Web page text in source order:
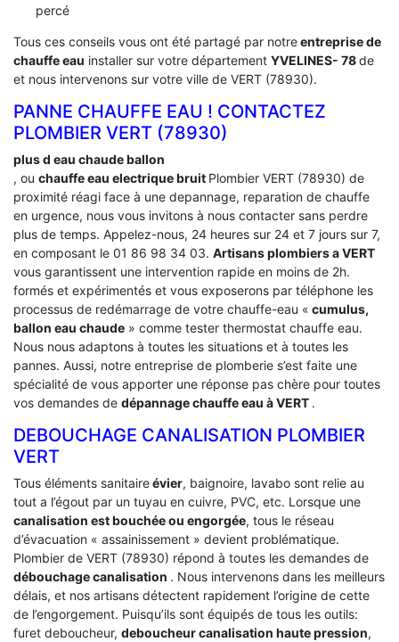
percé
Tous ces conseils vous ont été partagé par notreentreprise de
chauffe eau installer sur votre département YVELINES- 78de
et nous intervenons sur votre ville de VERT (78930).
PANNE CHAUFFE EAU ! CONTACTEZ
PLOMBIER VERT (78930)
plus d eau chaude ballon
, ou chauffe eau electrique bruit Plombier VERT (78930) de
proximité réagi face à une depannage, reparation de chauffe
en urgence, nous vous invitons à nous contacter sans perdre
plus de temps. Appelez-nous, 24 heures sur 24 et 7 jours sur 7,
en composant le 01 86 98 34 03. Artisans plombiers a VERT
vous garantissent une intervention rapide en moins de 2h.
formés et expérimentés et vous exposerons par téléphone les
processus de redémarrage de votre chauffe-eau « cumulus,
ballon eau chaude » comme tester thermostat chauffe eau.
Nous nous adaptons à toutes les situations et à toutes les
pannes. Aussi, notre entreprise de plomberie s’est faite une
spécialité de vous apporter une réponse pas chère pour toutes
vos demandes de dépannage chauffe eau à VERT .
DEBOUCHAGE CANALISATION PLOMBIER
VERT
Tous éléments sanitaireévier, baignoire, lavabo sont relie au
tout a l’égout par un tuyau en cuivre, PVC, etc. Lorsque une
canalisation est bouchée ou engorgée, tous le réseau
d’évacuation « assainissement » devient problématique.
Plombier de VERT (78930) répond à toutes les demandes de
débouchage canalisation . Nous intervenons dans les meilleurs
délais, et nos artisans détectent rapidement l’origine de cette
de l’engorgement. Puisqu’ils sont équipés de tous les outils:
furet deboucheur, deboucheur canalisation haute pression,